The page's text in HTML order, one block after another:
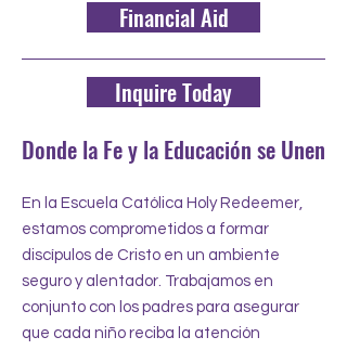
Financial Aid
Inquire Today
​Donde la Fe y la Educación se Unen
En la Escuela Católica Holy Redeemer,
estamos comprometidos a formar
discípulos de Cristo en un ambiente
seguro y alentador. Trabajamos en
conjunto con los padres para asegurar
que cada niño reciba la atención